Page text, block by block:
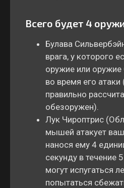
Всего будет 4
Булава
врага, у которого
оружие или оружие
во время его
правильно
обезоружен).
Лук Чироптрис
мышей атакует
нанося ему 4
секунду в течение
могут испугаться
попытаться